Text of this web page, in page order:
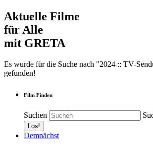
Aktuelle Filme
für Alle
mit GRETA
Es wurde für die Suche nach "2024 :: TV-
gefunden!
Film Finden
Suchen
Demnächst